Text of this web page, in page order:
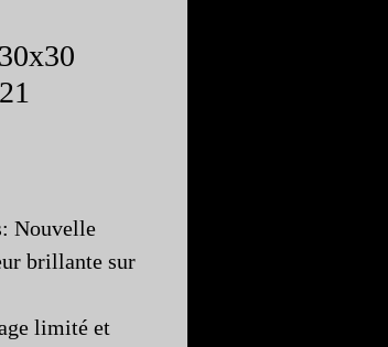
Nouvelle
brillante sur
limité et